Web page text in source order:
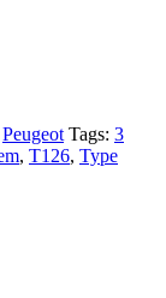
Peugeot Tags: 3
, T126, Type